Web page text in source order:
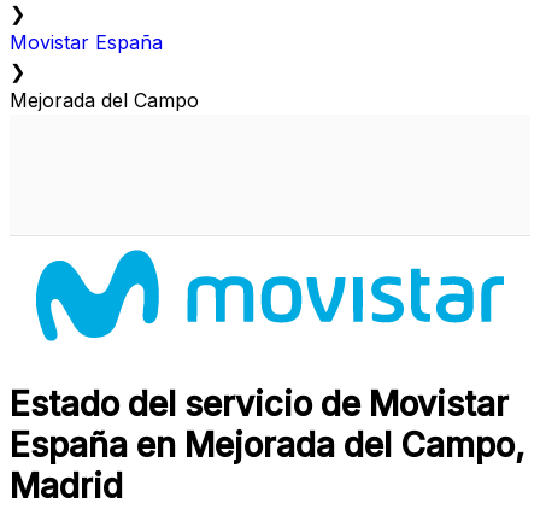
❯
Movistar España
❯
Mejorada del Campo
Estado del servicio de Movistar
España en Mejorada del Campo,
Madrid